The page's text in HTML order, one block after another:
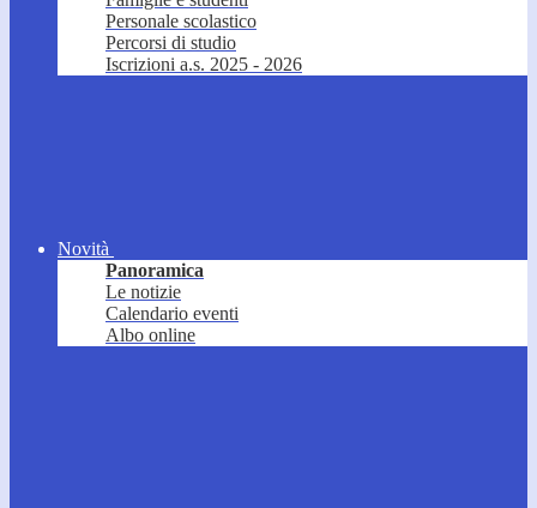
Personale scolastico
Percorsi di studio
Iscrizioni a.s. 2025 - 2026
Novità
Panoramica
Le notizie
Calendario eventi
Albo online